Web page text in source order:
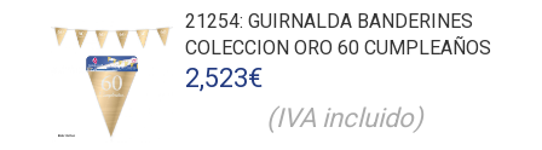
21254: GUIRNALDA BANDERINES
COLECCION ORO 60 CUMPLEAÑOS
2,523€
(IVA incluido)